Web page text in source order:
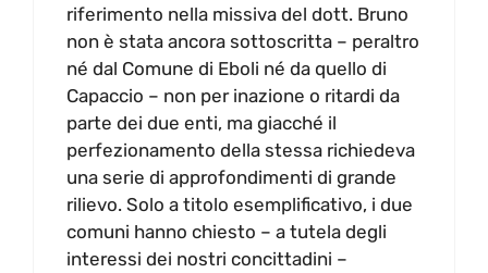
riferimento nella missiva del dott. Bruno
non è stata ancora sottoscritta – peraltro
né dal Comune di Eboli né da quello di
Capaccio – non per inazione o ritardi da
parte dei due enti, ma giacché il
perfezionamento della stessa richiedeva
una serie di approfondimenti di grande
rilievo. Solo a titolo esemplificativo, i due
comuni hanno chiesto – a tutela degli
interessi dei nostri concittadini –